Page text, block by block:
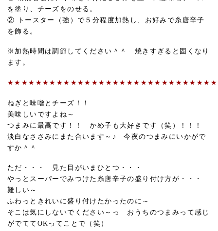
を塗り、チーズをのせる。
② トースター（強）で５分程度加熱し、お好みで糸唐辛子
を飾る。
※加熱時間は調節してください＾＾ 焼きすぎると固くなり
ます。
ねぎと味噌とチーズ！！
美味しいですよね～
つまみに最高です！！ かめ子も大好きです（笑）！！！
淡白なささみにまた合います～♪ 今夜のつまみにいかがで
すか＾＾
ただ・・・ 見た目がいまひとつ・・・
やっとスーパーでみつけた糸唐辛子の盛り付け方が・・・
難しい～
ふわっときれいに盛り付けたかったのに～
そこは気にしないでください～っ おうちのつまみって感じ
がでててOKってことで（笑）